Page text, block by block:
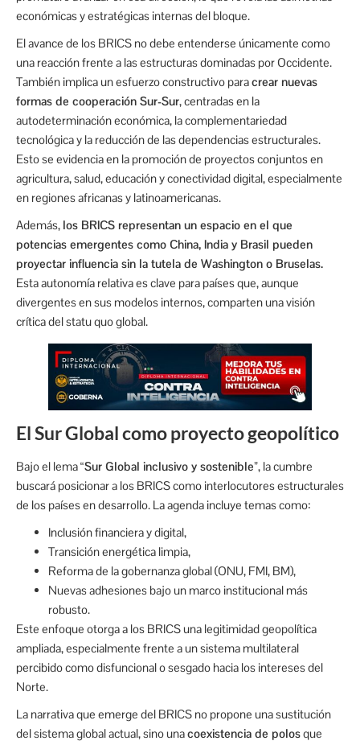
económicas y estratégicas internas del bloque.
El avance de los BRICS no debe entenderse únicamente como
una reacción frente a las estructuras dominadas por Occidente.
También implica un esfuerzo constructivo paracrear nuevas
formas de cooperación Sur-Sur, centradas en la
autodeterminación económica, la complementariedad
tecnológica y la reducción de las dependencias estructurales.
Esto se evidencia en la promoción de proyectos conjuntos en
agricultura, salud, educación y conectividad digital, especialmente
en regiones africanas y latinoamericanas.
Además, los BRICS representan un espacio en el que
potencias emergentes como China, India y Brasil pueden
proyectar influencia sin la tutela de Washington o Bruselas.
Esta autonomía relativa es clave para países que, aunque
divergentes en sus modelos internos, comparten una visión
crítica del statu quo global.
El Sur Global como proyecto geopolítico
Bajo el lema“Sur Global inclusivo y sostenible”, la cumbre
buscará posicionar a los BRICS como interlocutores estructurales
de los países en desarrollo. La agenda incluye temas como:
Inclusión financiera y digital,
Transición energética limpia,
Reforma de la gobernanza global (ONU, FMI, BM),
Nuevas adhesiones bajo un marco institucional más
robusto.
Este enfoque otorga a los BRICS una legitimidad geopolítica
ampliada, especialmente frente a un sistema multilateral
percibido como disfuncional o sesgado hacia los intereses del
Norte.
La narrativa que emerge del BRICS no propone una sustitución
del sistema global actual, sino unacoexistencia de polosque